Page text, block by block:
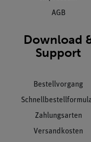
AGB
Download
Support
Bestellvorgang
Zahlungsarten
Versandkosten